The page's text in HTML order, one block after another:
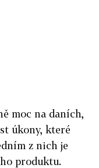
moc na daních,
úkony, které
z nich je
produktu.